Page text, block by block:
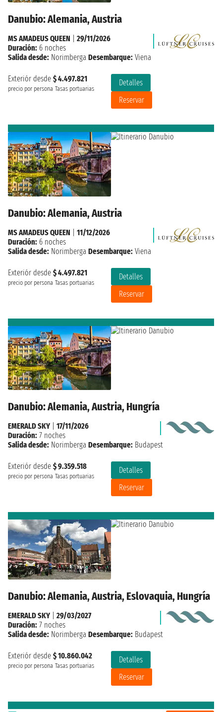
Danubio: Alemania, Austria
Exteriór desde $ 4.497.821
precio por persona Tasas portuarias
Detalles
Reservar
MS AMADEUS QUEEN
29/11/2026
Duración: 6 noches
Salida desde: Norimberga Desembarque: Viena
Danubio: Alemania, Austria
Exteriór desde $ 4.497.821
precio por persona Tasas portuarias
Detalles
Reservar
MS AMADEUS QUEEN
11/12/2026
Duración: 6 noches
Salida desde: Norimberga Desembarque: Viena
Danubio: Alemania, Austria, Hungría
Exteriór desde $ 9.359.518
precio por persona Tasas portuarias
Detalles
Reservar
EMERALD SKY
17/11/2026
Duración: 7 noches
Salida desde: Norimberga Desembarque: Budapest
Danubio: Alemania, Austria, Eslovaquia, Hungría
Exteriór desde $ 10.860.042
precio por persona Tasas portuarias
Detalles
Reservar
EMERALD SKY
29/03/2027
Duración: 7 noches
Salida desde: Norimberga Desembarque: Budapest